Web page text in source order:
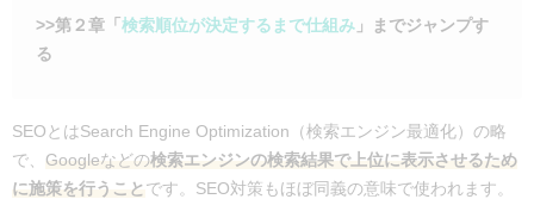
4-2.コンテンツ品質のチェック方法
第5章：外部SEO対策のやり方（被リンク獲得・サイテ
ーション獲得）
5-1.外部サイトからの被リンク
>>第２章「 検索順位が決定するまで仕組み」までジャンプす
る
SEOとはSearch Engine Optimization（検索エンジン最適化）の略
で、 Googleなどの検索エンジンの検索結果で上位に表示させるため
に施策を行うことです。SEO対策もほぼ同義の意味で使われます。